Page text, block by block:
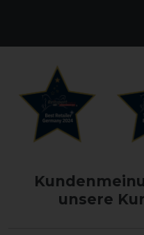
unsere